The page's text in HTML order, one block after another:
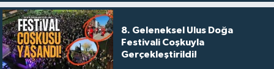
8. Geleneksel Ulus Doğa
Festivali Coşkuyla
Gerçekleştirildi!